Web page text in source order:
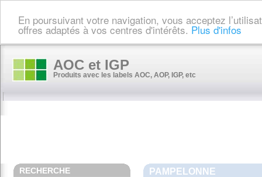
En poursuivant votre navigation, vous acceptez
offres adaptés à vos centres d'intérêts. Plus d'infos
AOC et IGP
Produits avec les labels AOC, AOP, IGP, etc
RECHERCHE PAMPELONNE